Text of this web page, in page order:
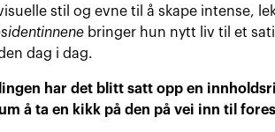
stil og evne til å skape intense,
bringer hun nytt liv til et
dag i dag.
har det blitt satt opp en
å ta en kikk på den på vei inn til